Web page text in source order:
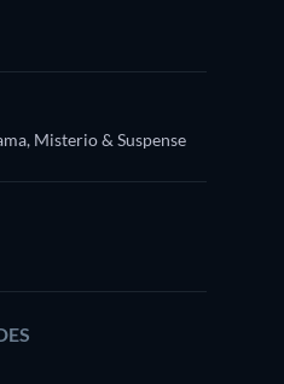
Misterio & Suspense